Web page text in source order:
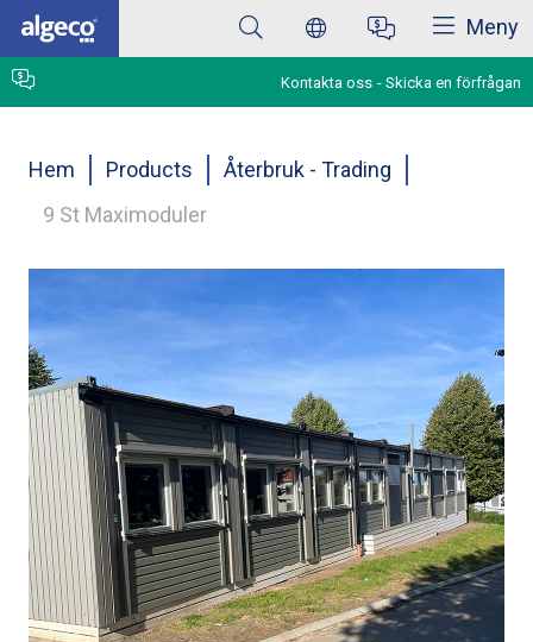
Hoppa
huvudinnehåll
Meny
Kontakta oss Skicka en förfrågan
Länkstig
Hem Products
Återbruk - Trading
9 St Maximoduler